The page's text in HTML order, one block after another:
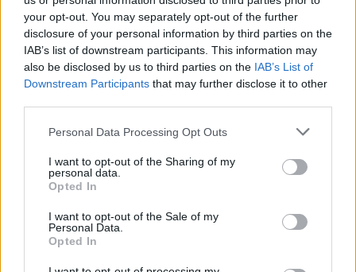
your opt-out. You may separately opt-out of the further
disclosure of your personal information by third parties on the
IAB’s list of downstream participants. This information may
also be disclosed by us to third parties on the IAB’s List of
Downstream Participants that may further disclose it to other
Personal Data Processing Opt Outs
I want to opt-out of the Sharing of my
personal data.
Opted In
I want to opt-out of the Sale of my
Personal Data.
Opted In
Πειραιάς: Η πύλη της Κίνας σε
ολόκληρον τον κόσμο
O Πειραιάς ανέβηκε κατά έξι θέσεις στην
παγκόσμια κατάταξη των εμπορικών λιμανιών.